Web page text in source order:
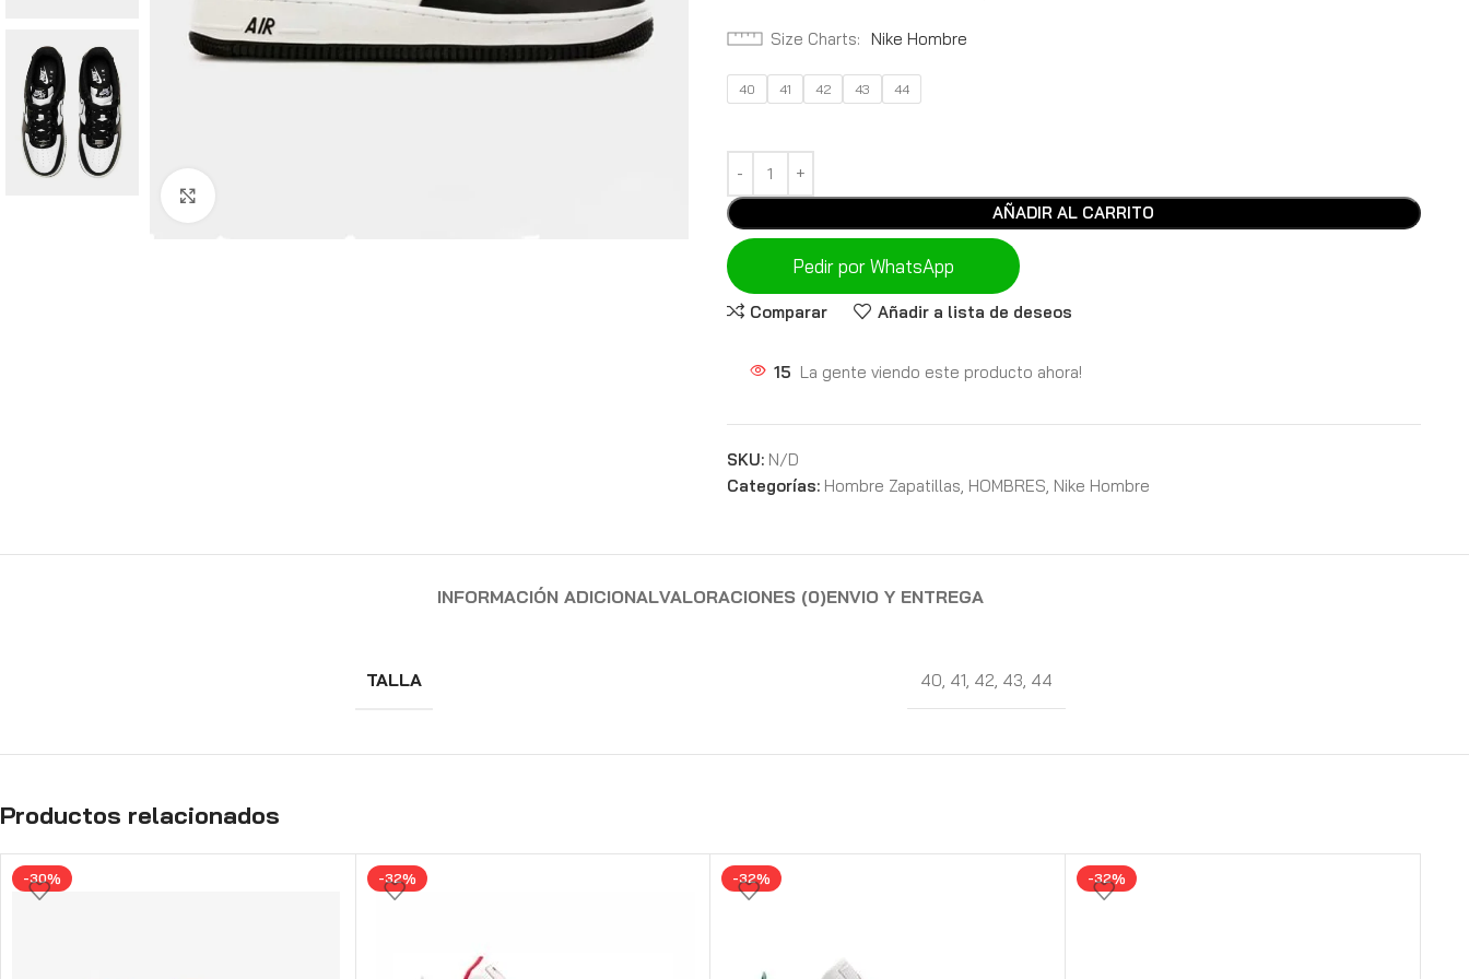
Size Charts Nike Hombre
40 41 42 43 44
AÑADIR AL CARRITO
Pedir por WhatsApp
Comparar Añadir a lista de deseos
15 La gente viendo este producto ahora!
SKU: N/D
Categorías: Hombre Zapatillas, HOMBRES, Nike Hombre
INFORMACIÓN ADICIONALVALORACIONES (0)ENVIO Y ENTREGA
TALLA 40, 41, 42, 43, 44
Productos relacionados
-30% -32% -32% -32%